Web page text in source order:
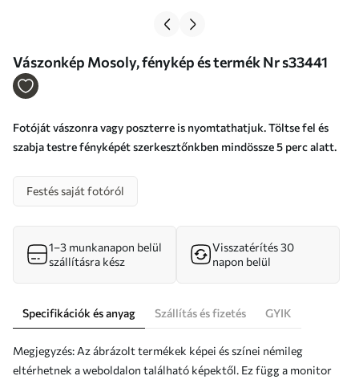
Vászonkép Mosoly, fénykép és termék Nr s33441
Fotóját vászonra vagy poszterre is nyomtathatjuk. Töltse fel és
szabja testre fényképét szerkesztőnkben mindössze 5 perc alatt.
Festés saját fotóról
1–3 munkanapon belül
szállításra kész
Visszatérítés 30
napon belül
Specifikációk és anyag Szállítás és fizetés GYIK
Megjegyzés: Az ábrázolt termékek képei és színei némileg
eltérhetnek a weboldalon található képektől. Ez függ a monitor